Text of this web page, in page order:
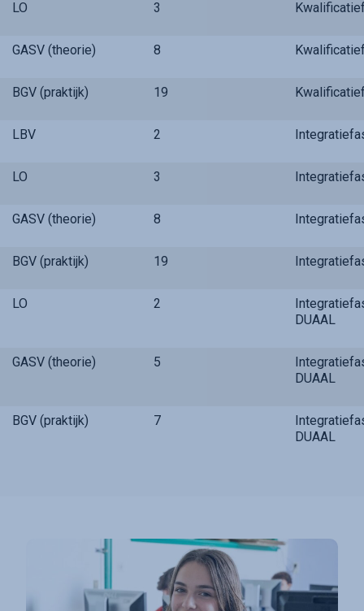
LO 3
GASV (theorie) 8
BGV (praktijk) 19
LBV 2
LO 3
GASV (theorie) 8
BGV (praktijk) 19
LO 2
DUAAL
GASV (theorie) 5
DUAAL
BGV (praktijk) 7
DUAAL